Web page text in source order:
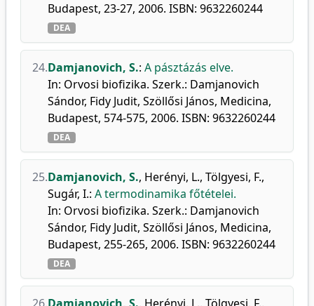
Budapest, 23-27, 2006. ISBN: 9632260244
DEA
24.Damjanovich, S.: A pásztázás elve.
In: Orvosi biofizika. Szerk.: Damjanovich
Sándor, Fidy Judit, Szöllősi János, Medicina,
Budapest, 574-575, 2006. ISBN: 9632260244
DEA
25.Damjanovich, S., Herényi, L., Tölgyesi, F.,
Sugár, I.: A termodinamika főtételei.
In: Orvosi biofizika. Szerk.: Damjanovich
Sándor, Fidy Judit, Szöllősi János, Medicina,
Budapest, 255-265, 2006. ISBN: 9632260244
DEA